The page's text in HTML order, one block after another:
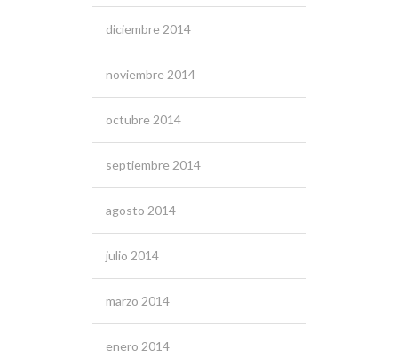
diciembre 2014
noviembre 2014
octubre 2014
septiembre 2014
agosto 2014
julio 2014
marzo 2014
enero 2014